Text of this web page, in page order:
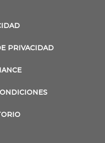
PRIVACIDAD